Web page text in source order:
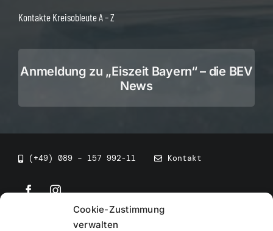
Cookie-Zustimmung
verwalten
Kontakte Kreisobleute A – Z
Anmeldung zu „Eiszeit Bayern“ – die BEV
News
(+49) 089 – 157 992-11 Kontakt
• BEV Bayerischer Eissportverband